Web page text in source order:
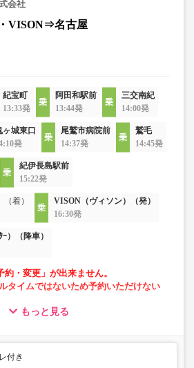
会社
VISON⇒名古屋
紀宝町
13:33発
阿田和駅前
13:44発
三交南紀
14:00発
ヶ城東口
発
尾鷲市病院前
14:37発
鷲毛
14:45発
紀伊長島駅前
15:22発
着）
VISON（ヴィソン）（発）
16:30発
）（降車）
約・変更」が出来ません。
タイムではないため予約いただけない
心の車内トイレあり
もっと見る
付き